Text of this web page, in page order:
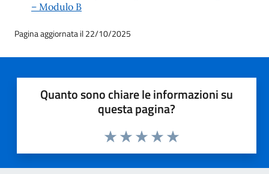
– Modulo B
Pagina aggiornata il 22/10/2025
Quanto sono chiare le informazioni su
questa pagina?
Valuta 5 stelle su 5
Valuta 4 stelle su 5
Valuta 3 stelle su 5
Valuta 2 stelle su 5
Valuta 1 stelle su 5